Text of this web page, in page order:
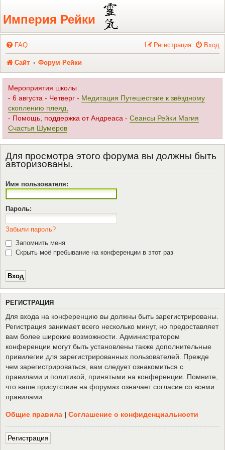
Регистрация
Империя Рейки
FAQ Вход
Регистрация
Сайт Форум Рейки
Мероприятия школы
- 6 августа - Четверг - Медитация Путешествие к звёздному
скоплению плеяд,
- Помощь, поддержка от Андреаса - Сеансы Рейки Магия
Счастья Шумеров
Для просмотра этого форума вы должны быть
авторизованы.
Имя пользователя:
Пароль:
Забыли пароль?
Запомнить меня
Скрыть моё пребывание на конференции в этот раз
РЕГИСТРАЦИЯ
Для входа на конференцию вы должны быть зарегистрированы.
Регистрация занимает всего несколько минут, но предоставляет
вам более широкие возможности. Администратором
конференции могут быть установлены также дополнительные
привилегии для зарегистрированных пользователей. Прежде
чем зарегистрироваться, вам следует ознакомиться с
правилами и политикой, принятыми на конференции. Помните,
что ваше присутствие на форумах означает согласие со всеми
правилами.
Общие правила | Соглашение о конфиденциальности
Регистрация